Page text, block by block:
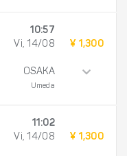
10:57
Vi, 14/08
OSAKA
Umeda
¥ 1,300
11:02
Vi, 14/08
¥ 1,300